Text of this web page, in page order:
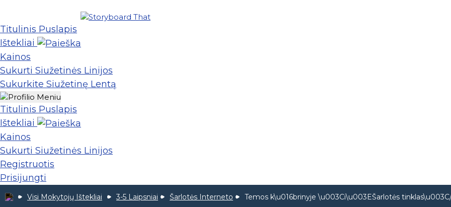
Titulinis Puslapis
Ištekliai
Kainos
Sukurti Siužetinės Linijos
Sukurkite Siužetinę Lentą
Titulinis Puslapis
Ištekliai
Kainos
Sukurti Siužetinės Linijos
Registruotis
Prisijungti
Visi Mokytojų Ištekliai 3-5 Laipsniai Šarlotės Interneto Temos k\u016brinyje \u003Ci\u003EŠarlotės